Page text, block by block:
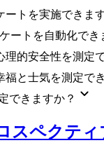
ートを実施できま
ートを自動化でき
理的安全性を測定
福と士気を測定で
できますか？
スペクティ